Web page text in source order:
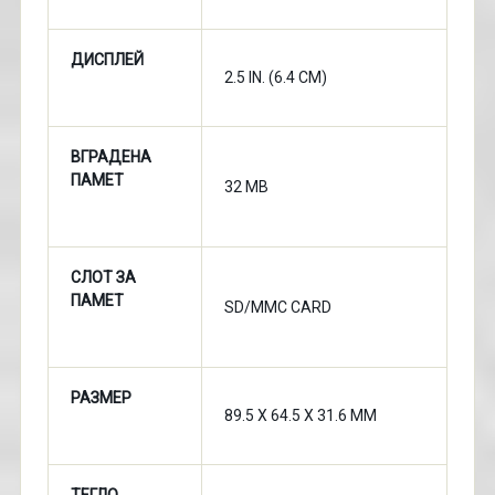
ДИСПЛЕЙ
2.5 IN. (6.4 CM)
ВГРАДЕНА
ПАМЕТ
32 MB
СЛОТ ЗА
ПАМЕТ
SD/MMC CARD
РАЗМЕР
89.5 X 64.5 X 31.6 MM